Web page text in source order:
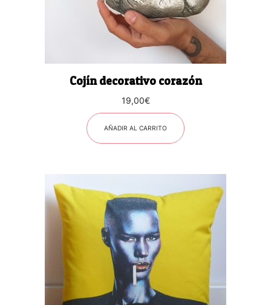
Cojín decorativo corazón
19,00€
AÑADIR AL CARRITO